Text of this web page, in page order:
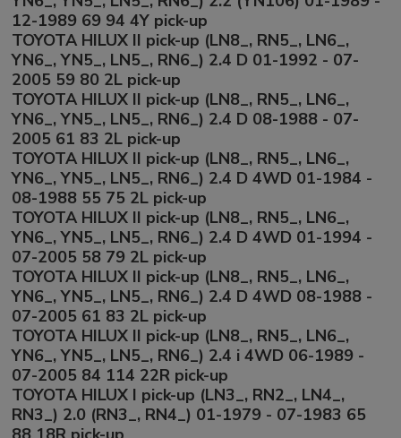
12-1989 69 94 4Y pick-up
TOYOTA HILUX II pick-up (LN8_, RN5_, LN6_,
YN6_, YN5_, LN5_, RN6_) 2.4 D 01-1992 - 07-
2005 59 80 2L pick-up
TOYOTA HILUX II pick-up (LN8_, RN5_, LN6_,
YN6_, YN5_, LN5_, RN6_) 2.4 D 08-1988 - 07-
2005 61 83 2L pick-up
TOYOTA HILUX II pick-up (LN8_, RN5_, LN6_,
YN6_, YN5_, LN5_, RN6_) 2.4 D 4WD 01-1984 -
08-1988 55 75 2L pick-up
TOYOTA HILUX II pick-up (LN8_, RN5_, LN6_,
YN6_, YN5_, LN5_, RN6_) 2.4 D 4WD 01-1994 -
07-2005 58 79 2L pick-up
TOYOTA HILUX II pick-up (LN8_, RN5_, LN6_,
YN6_, YN5_, LN5_, RN6_) 2.4 D 4WD 08-1988 -
07-2005 61 83 2L pick-up
TOYOTA HILUX II pick-up (LN8_, RN5_, LN6_,
YN6_, YN5_, LN5_, RN6_) 2.4 i 4WD 06-1989 -
07-2005 84 114 22R pick-up
TOYOTA HILUX I pick-up (LN3_, RN2_, LN4_,
RN3_) 2.0 (RN3_, RN4_) 01-1979 - 07-1983 65